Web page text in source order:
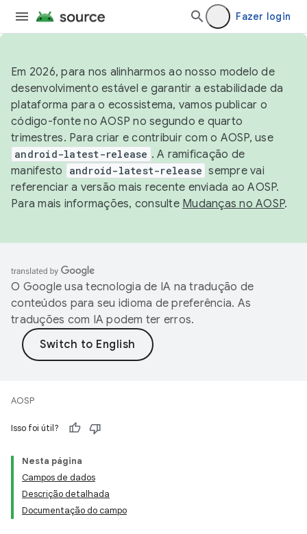
Fazer login
Em 2026, para nos alinharmos ao nosso modelo de
desenvolvimento estável e garantir a estabilidade da
plataforma para o ecossistema, vamos publicar o
código-fonte no AOSP no segundo e quarto
trimestres. Para criar e contribuir com o AOSP, use
android-latest-release . A ramificação de
manifesto
android-latest-release sempre vai
referenciar a versão mais recente enviada ao AOSP.
Para mais informações, consulte Mudanças no AOSP.
O Google usa tecnologia de IA na tradução de
conteúdos para seu idioma de preferência. As
traduções com IA podem ter erros.
AOSP
Isso foi útil?
Nesta página
Campos de dados
Descrição detalhada
Documentação do campo